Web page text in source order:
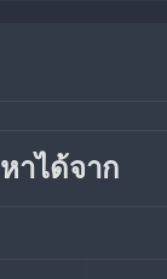
หาได้จาก